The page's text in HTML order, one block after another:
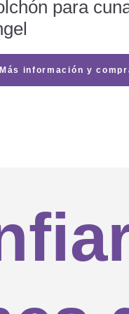
para
Más información y